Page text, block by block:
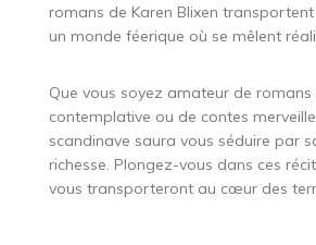
romans de Karen Blixen
un monde féerique où se mêlent
Que vous soyez amateur de romans
contemplative ou de contes
scandinave saura vous séduire par
richesse. Plongez-vous dans ces
vous transporteront au cœur des